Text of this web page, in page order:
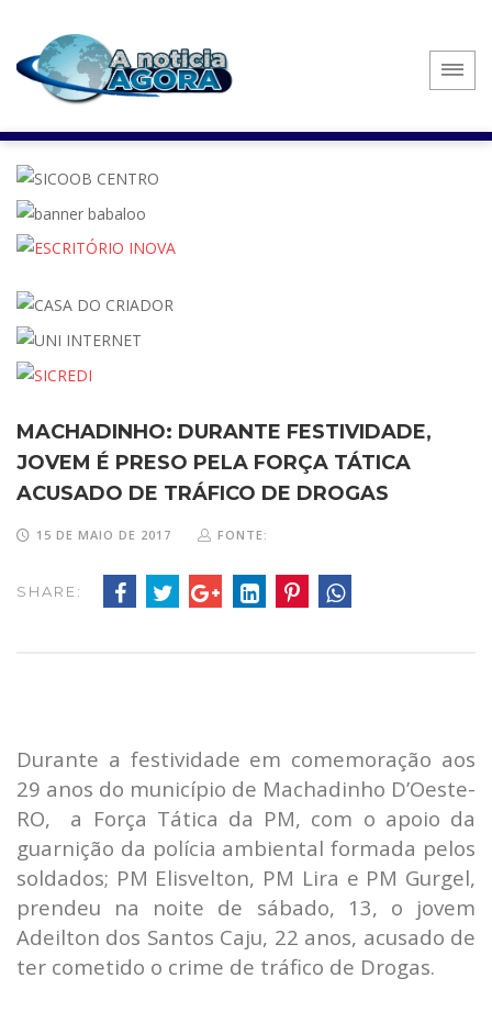
MACHADINHO: DURANTE FESTIVIDADE,
JOVEM É PRESO PELA FORÇA TÁTICA
ACUSADO DE TRÁFICO DE DROGAS
15 DE MAIO DE 2017 FONTE:
SHARE:
Durante a festividade em comemoração aos
29 anos do município de Machadinho D’Oeste-
RO, a Força Tática da PM, com o apoio da
guarnição da polícia ambiental formada pelos
soldados; PM Elisvelton, PM Lira e PM Gurgel,
prendeu na noite de sábado, 13, o jovem
Adeilton dos Santos Caju, 22 anos, acusado de
ter cometido o crime de tráfico de Drogas.